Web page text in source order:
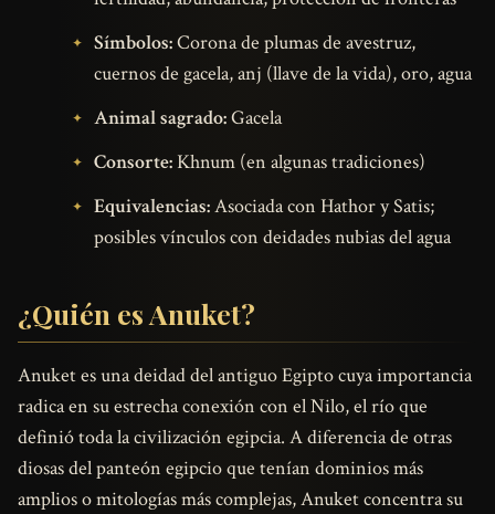
Símbolos:Corona de plumas de avestruz,
cuernos de gacela, anj (llave de la vida), oro, agua
Animal sagrado:Gacela
Consorte:Khnum (en algunas tradiciones)
Equivalencias:Asociada con Hathor y Satis;
posibles vínculos con deidades nubias del agua
¿Quién es Anuket?
Anuket es una deidad del antiguo Egipto cuya importancia
radica en su estrecha conexión con el Nilo, el río que
definió toda la civilización egipcia. A diferencia de otras
diosas del panteón egipcio que tenían dominios más
amplios o mitologías más complejas, Anuket concentra su